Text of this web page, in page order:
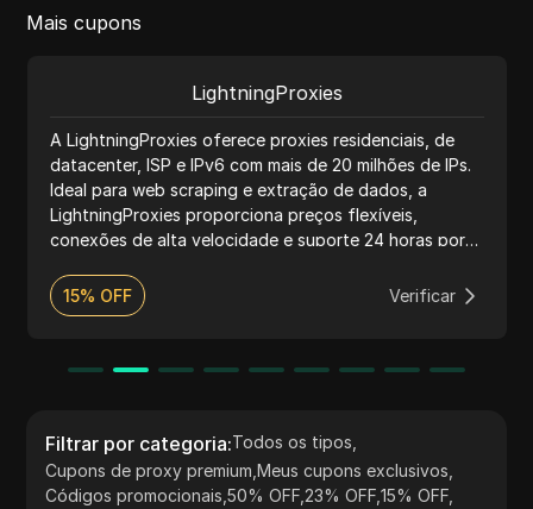
Mais cupons
LightningProxies
A LightningProxies oferece proxies residenciais, de
datacenter, ISP e IPv6 com mais de 20 milhões de IPs.
Ideal para web scraping e extração de dados, a
LightningProxies proporciona preços flexíveis,
conexões de alta velocidade e suporte 24 horas por
15% OFF
Verificar
Filtrar por categoria:Todos os tipos
Cupons de proxy premium ,Meus cupons exclusivos
Códigos promocionais ,50% OFF 23% OFF ,15% OFF